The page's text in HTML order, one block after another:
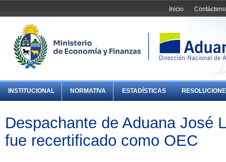
Inicio
INSTITUCIONAL NORMATIVA ESTADÍSTICAS
Despachante de Aduana José
fue recertificado como OEC